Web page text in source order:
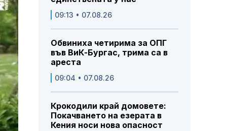
09:13 • 07.08.26
Обвиниха четирима за ОПГ
във ВиК-Бургас, трима са в
ареста
09:04 • 07.08.26
Крокодили край домовете:
Покачването на езерата в
Кения носи нова опасност